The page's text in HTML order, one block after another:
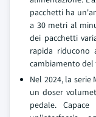
pacchetti ha
a 30 metri al
dei pacchetti
rapida
cambiamento
Nel 2024, la serie
un doser
pedale.